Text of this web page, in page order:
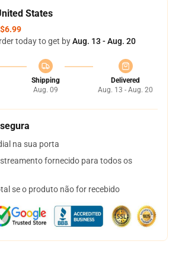
States
$6.99
today to get byAug. 13 - Aug. 20
Shipping
Aug. 09
Delivered
Aug. 13 - Aug. 20
na sua porta
fornecido para todos os
se o produto não for recebido